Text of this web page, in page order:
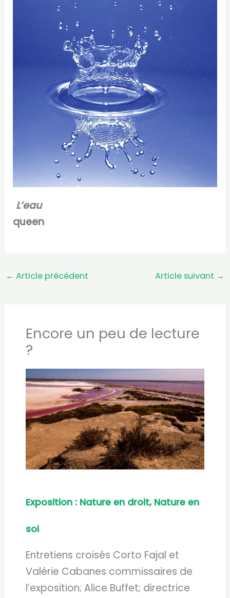
L’eau
queen
← Article précédent Article suivant →
Encore un peu de lecture
?
Exposition : Nature en droit, Nature en
soi
Entretiens croisés Corto Fajal et
Valérie Cabanes commissaires de
l’exposition; Alice Buffet; directrice